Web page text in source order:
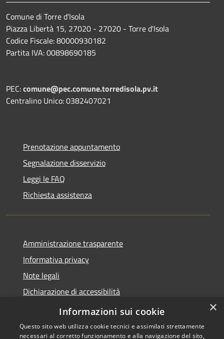
Comune di Torre d'Isola
Piazza Libertà 15, 27020 - 27020 - Torre d'Isola
Codice Fiscale: 80000930182
Partita IVA: 00898690185
PEC:comune@pec.comune.torredisola.pv.it
Centralino Unico: 0382407021
Prenotazione appuntamento
Segnalazione disservizio
Leggi le FAQ
Richiesta assistenza
Amministrazione trasparente
Informativa privacy
Note legali
Dichiarazione di accessibilità
Whistleblowing-segnalazione illeciti
×
Informazioni sui cookie
Questo sito web utilizza cookie tecnici e assimilati strettamente
necessari al corretto funzionamento e alla navigazione del sito,